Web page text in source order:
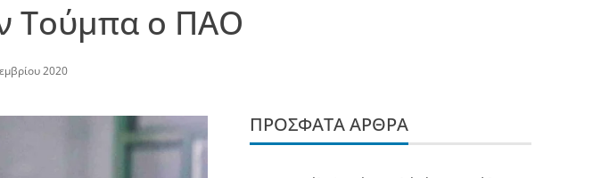
Τούμπα o ΠΑΟ
2020
ΠΡΌΣΦΑΤΑ ΆΡΘΡΑ